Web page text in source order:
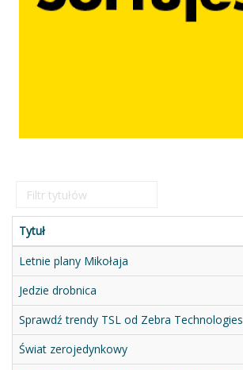
Filtr
tytułów
Tytuł
Letnie plany Mikołaja
Jedzie drobnica
Sprawdź trendy TSL od Zebra Technologies
Świat zerojedynkowy